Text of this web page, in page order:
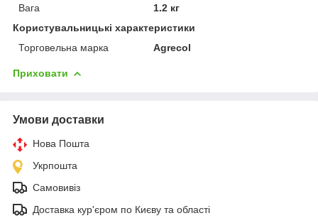
Вага
1.2 кг
Користувальницькі характеристики
Торговельна марка
Agrecol
Приховати
Умови доставки
Нова Пошта
Укрпошта
Самовивіз
Доставка кур'єром по Києву та області